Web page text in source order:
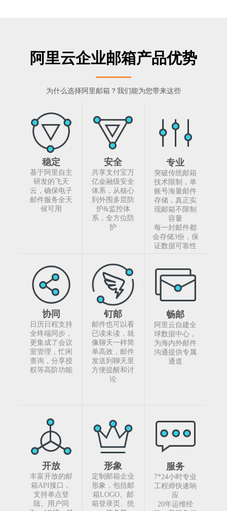
阿里云企业邮箱产品优势
为什么选择阿里邮箱？我们能为您带来这些
稳定
基于阿里自主
研发的飞天
云，确保电子
邮件服务全天
候可用
安全
共享支付宝万
亿金融级安全
体系，从核心
到外围多层防
护&监控体
系，全方位防
护
专业
突破传统邮箱
技术限制，单
账号海量邮件
存储，真正实
现邮箱不限制
容量
每一封邮件都
会存储3份，保
证数据可靠性
协同
日历日程支持
全终端同步，
更集成了会议
室管理，忙闲
查询，分享授
权等高阶功能
钉邮
邮件也可以看
已读未读，就
像聊天一样简
单高效，邮件
发送到聊天里
方便提醒和讨
论
畅邮
阿里云自建全
球数据中心，
为海内外邮件
沟通提供专属
通道
开放
丰富开放的邮
箱API接口，
支持单点登
陆、用户同
形象
定制邮箱企业
形象，包括邮
箱LOGO、邮
箱登录页、统
服务
7*24小时专业
工程师快速响
应
20年运维经